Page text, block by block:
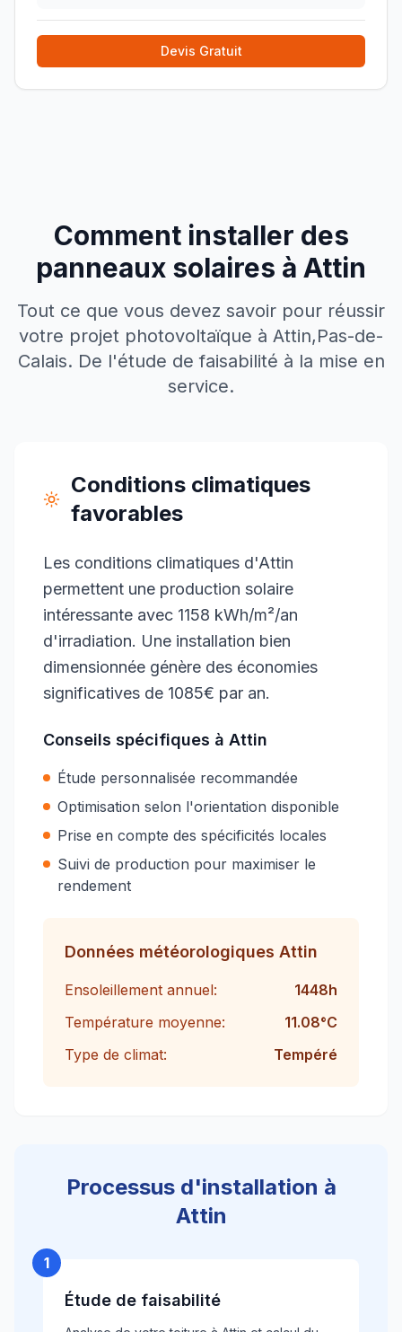
Devis Gratuit
Comment installer des
panneaux solaires à Attin
Tout ce que vous devez savoir pour réussir
votre projet photovoltaïque à Attin,Pas-de-
Calais. De l'étude de faisabilité à la mise en
service.
Conditions climatiques
favorables
Les conditions climatiques d'Attin
permettent une production solaire
intéressante avec 1158 kWh/m²/an
d'irradiation. Une installation bien
dimensionnée génère des économies
significatives de 1085€ par an.
Conseils spécifiques à Attin
Étude personnalisée recommandée
Optimisation selon l'orientation disponible
Prise en compte des spécificités locales
Suivi de production pour maximiser le
rendement
Données météorologiques Attin
Ensoleillement annuel: 1448h
Température moyenne:
11.08°C
Type de climat:
Tempéré
Processus d'installation à
Attin
1
Étude de faisabilité